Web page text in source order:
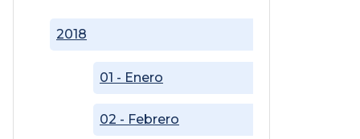
2018
01 - Enero
02 - Febrero